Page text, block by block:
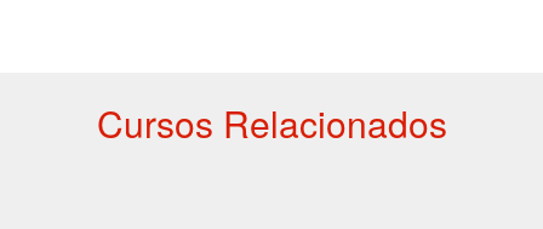
Cursos Relacionados